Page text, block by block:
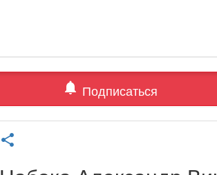
notifications Подписаться
share